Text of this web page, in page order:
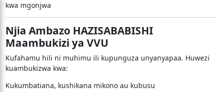
kwa mgonjwa
Njia Ambazo HAZISABABISHI
Maambukizi ya VVU
Kufahamu hili ni muhimu ili kupunguza unyanyapaa. Huwezi
kuambukizwa kwa:
Kukumbatiana, kushikana mikono au kubusu